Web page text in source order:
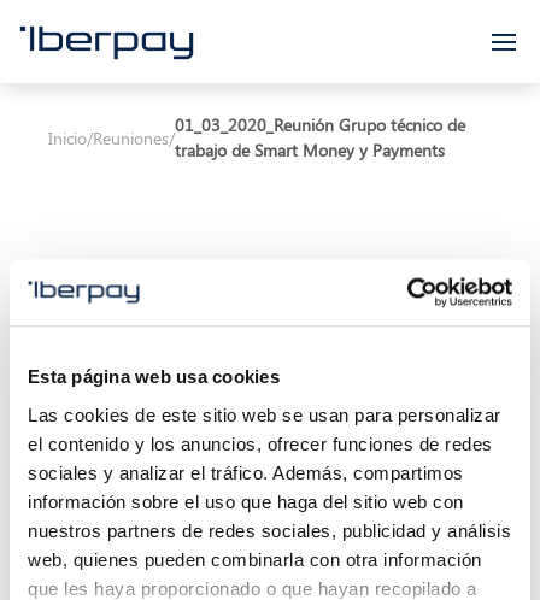
Esta página web usa cookies
Las cookies de este sitio web se usan para personalizar
el contenido y los anuncios, ofrecer funciones de redes
sociales y analizar el tráfico. Además, compartimos
información sobre el uso que haga del sitio web con
nuestros partners de redes sociales, publicidad y análisis
web, quienes pueden combinarla con otra información
que les haya proporcionado o que hayan recopilado a
Iberpay
Inicio/Reuniones/
01_03_2020_Reunión Grupo técnico de
trabajo de Smart Money y Payments
Inicio de la reunión:01/03/2021 10:00
Final de la reunión:03/03/2021 11:30
Localización:Calle Marqués de Villamagna 6, 3ª
planta 28001 Madrid (Oficina Iberpay) - Consejo
de Administración